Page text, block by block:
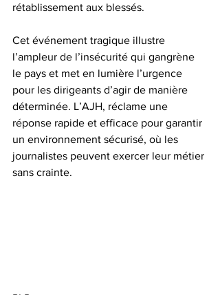
rétablissement aux blessés.
Cet événement tragique illustre
l’ampleur de l’insécurité qui gangrène
le pays et met en lumière l’urgence
pour les dirigeants d’agir de manière
déterminée. L’AJH, réclame une
réponse rapide et efficace pour garantir
un environnement sécurisé, où les
journalistes peuvent exercer leur métier
sans crainte.